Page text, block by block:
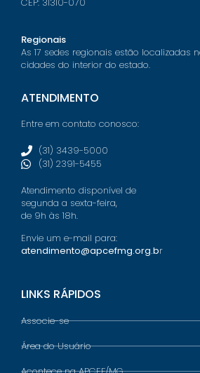
Regionais
As 17 sedes regionais estão localizadas
cidades do interior do estado.
ATENDIMENTO
Entre em contato conosco:
(31) 3439-5000
(31) 2391-5455
Atendimento disponível de
segunda a sexta-feira,
de 9h às 18h.
Envie um e-mail para:
atendimento@apcefmg.org.br
LINKS RÁPIDOS
Associe-se
Área do Usuário